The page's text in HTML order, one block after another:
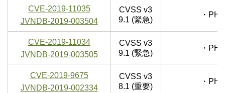
CVE-2019-11035
JVNDB-2019-003504
CVSS v3
9.1 (緊急)
・
CVE-2019-11034
JVNDB-2019-003505
CVSS v3
9.1 (緊急)
・
CVE-2019-9675
JVNDB-2019-002334
CVSS v3
8.1 (重要)
・